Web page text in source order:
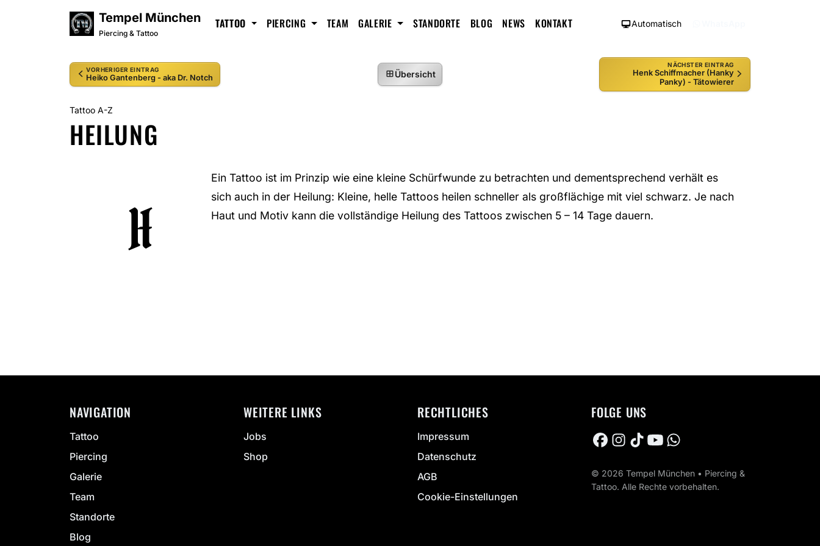
Tempel München
Piercing & Tattoo
TATTOO PIERCING TEAM GALERIE STANDORTE BLOG NEWS KONTAKT Automatisch
VORHERIGER EINTRAG
Heiko Gantenberg - aka Dr. Notch Übersicht
NÄCHSTER EINTRAG
Henk Schiffmacher (Hanky
Panky) - Tätowierer
Tattoo A-Z
HEILUNG
H
Ein Tattoo ist im Prinzip wie eine kleine Schürfwunde zu betrachten und dementsprechend verhält es
sich auch in der Heilung: Kleine, helle Tattoos heilen schneller als großflächige mit viel schwarz. Je nach
Haut und Motiv kann die vollständige Heilung des Tattoos zwischen 5 – 14 Tage dauern.
NAVIGATION
Tattoo
Piercing
Galerie
Team
Standorte
Blog
WEITERE LINKS
Jobs
Shop
RECHTLICHES
Impressum
Datenschutz
AGB
Cookie-Einstellungen
FOLGE UNS
© 2026 Tempel München • Piercing &
Tattoo. Alle Rechte vorbehalten.